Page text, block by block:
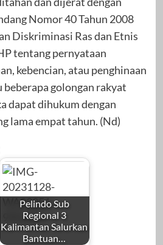
Nomor 40 Tahun 2008
Diskriminasi Ras dan Etnis
tentang pernyataan
kebencian, atau penghinaan
golongan rakyat
dapat dihukum dengan
lama empat tahun. (Nd)
Pelindo Sub
Regional 3
Kalimantan Salurkan
Bantuan…